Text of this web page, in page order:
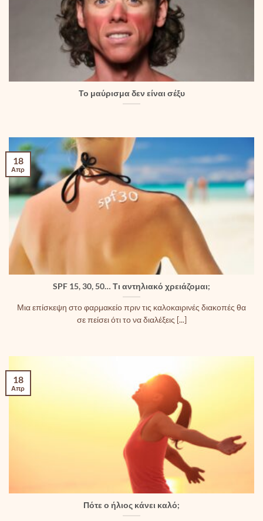
Το μαύρισμα δεν είναι σέξυ
SPF 15, 30, 50… Τι αντηλιακό χρειάζομαι;
Μια επίσκεψη στο φαρμακείο πριν τις καλοκαιρινές διακοπές θα
σε πείσει ότι το να διαλέξεις [...]
18
Απρ
Πότε ο ήλιος κάνει καλό;
18
Απρ